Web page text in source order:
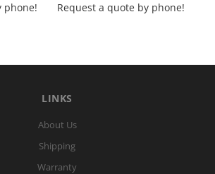
phone! Request a quote by phone!
LINKS
About Us
Shipping
Warranty